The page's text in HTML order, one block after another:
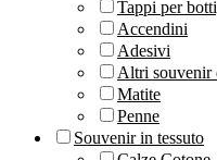
Tappi per
Accendini
Adesivi
Altri souvenir
Matite
Penne
Souvenir in tessuto